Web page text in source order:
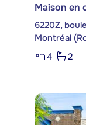
Maison en
6220Z,
Montréal
4
2